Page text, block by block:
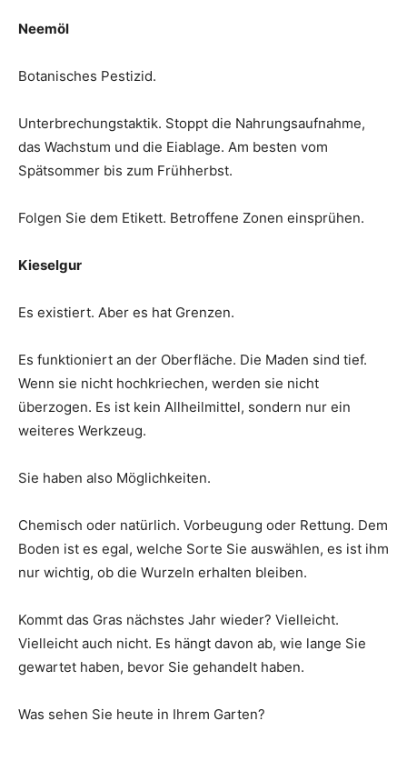
Neemöl
Botanisches Pestizid.
Unterbrechungstaktik. Stoppt die Nahrungsaufnahme,
das Wachstum und die Eiablage. Am besten vom
Spätsommer bis zum Frühherbst.
Folgen Sie dem Etikett. Betroffene Zonen einsprühen.
Kieselgur
Es existiert. Aber es hat Grenzen.
Es funktioniert an der Oberfläche. Die Maden sind tief.
Wenn sie nicht hochkriechen, werden sie nicht
überzogen. Es ist kein Allheilmittel, sondern nur ein
weiteres Werkzeug.
Sie haben also Möglichkeiten.
Chemisch oder natürlich. Vorbeugung oder Rettung. Dem
Boden ist es egal, welche Sorte Sie auswählen, es ist ihm
nur wichtig, ob die Wurzeln erhalten bleiben.
Kommt das Gras nächstes Jahr wieder? Vielleicht.
Vielleicht auch nicht. Es hängt davon ab, wie lange Sie
gewartet haben, bevor Sie gehandelt haben.
Was sehen Sie heute in Ihrem Garten?